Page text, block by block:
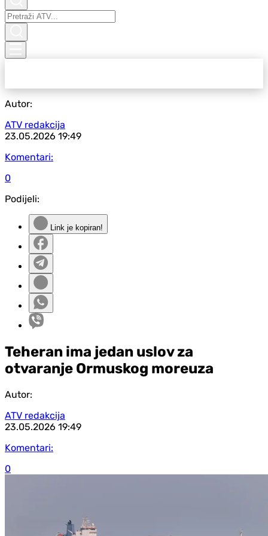
Autor:
ATV redakcija
23.05.2026 19:49
Komentari:
0
Podijeli:
Link je kopiran!
Teheran ima jedan uslov za
otvaranje Ormuskog moreuza
Autor:
ATV redakcija
23.05.2026 19:49
Komentari:
0